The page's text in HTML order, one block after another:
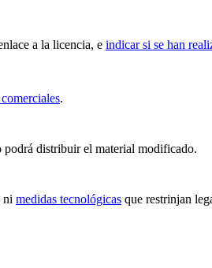
a la licencia, e indicar si se han
.
distribuir el material modificado.
ni medidas tecnológicas que restrinjan